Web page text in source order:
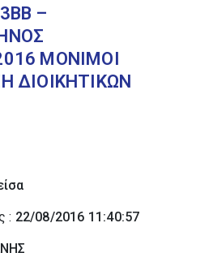
–
ΜΟΝΙΜΟΙ
ΔΙΟΙΚΗΤΙΚΩΝ
: 22/08/2016 11:40:57